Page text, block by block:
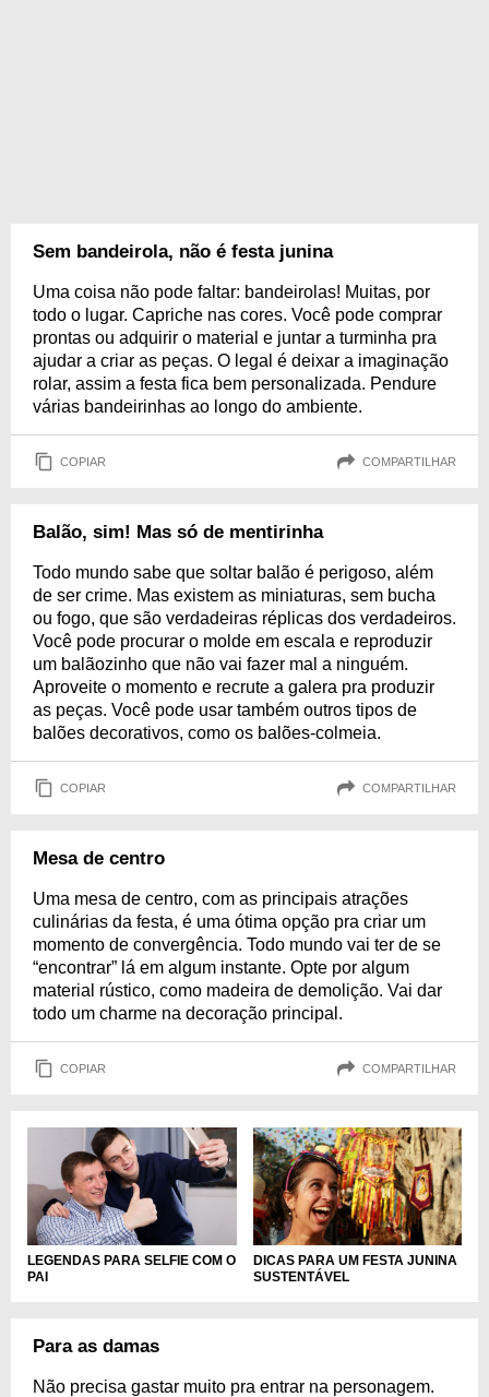
Sem bandeirola, não é festa junina
Uma coisa não pode faltar: bandeirolas! Muitas, por
todo o lugar. Capriche nas cores. Você pode comprar
prontas ou adquirir o material e juntar a turminha pra
ajudar a criar as peças. O legal é deixar a imaginação
rolar, assim a festa fica bem personalizada. Pendure
várias bandeirinhas ao longo do ambiente.
COPIAR COMPARTILHAR
Balão, sim! Mas só de mentirinha
Todo mundo sabe que soltar balão é perigoso, além
de ser crime. Mas existem as miniaturas, sem bucha
ou fogo, que são verdadeiras réplicas dos verdadeiros.
Você pode procurar o molde em escala e reproduzir
um balãozinho que não vai fazer mal a ninguém.
Aproveite o momento e recrute a galera pra produzir
as peças. Você pode usar também outros tipos de
balões decorativos, como os balões-colmeia.
COPIAR COMPARTILHAR
Mesa de centro
Uma mesa de centro, com as principais atrações
culinárias da festa, é uma ótima opção pra criar um
momento de convergência. Todo mundo vai ter de se
“encontrar” lá em algum instante. Opte por algum
material rústico, como madeira de demolição. Vai dar
todo um charme na decoração principal.
COPIAR COMPARTILHAR
LEGENDAS PARA SELFIE COM O
PAI
DICAS PARA UM FESTA JUNINA
SUSTENTÁVEL
Para as damas
Não precisa gastar muito pra entrar na personagem.